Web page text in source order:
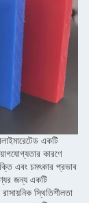
একটি
কারণে
এবং চমৎকার প্রভাব
জন্য একটি
স্থিতিশীলতা